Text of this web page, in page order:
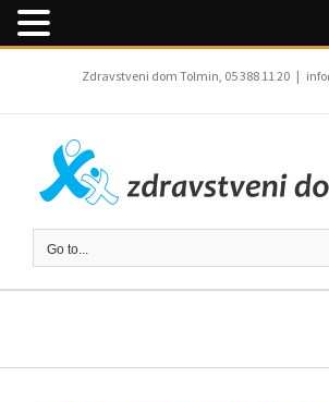
Skip
Zdravstveni dom Tolmin, 05 388 11 20 |
Go to...